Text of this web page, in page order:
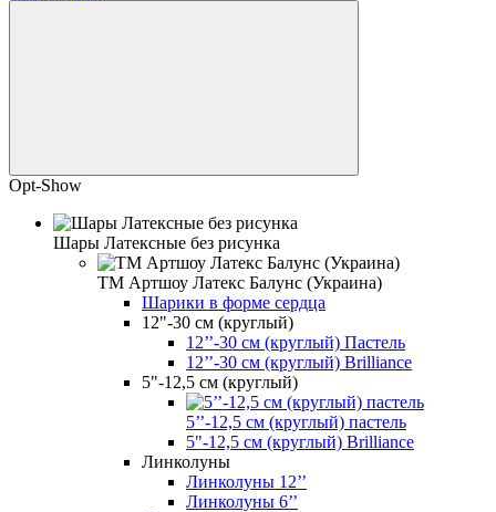
Opt-Show
Шары Латексные без рисунка
ТМ Артшоу Латекс Балунс (Украина)
Шарики в форме сердца
12"-30 см (круглый)
12’’-30 см (круглый) Пастель
12’’-30 см (круглый) Brilliance
5"-12,5 см (круглый)
5’’-12,5 см (круглый) пастель
5"-12,5 см (круглый) Brilliance
Линколуны
Линколуны 12’’
Линколуны 6’’